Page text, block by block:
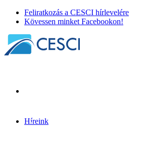
Feliratkozás a CESCI hírlevelére
Kövessen minket Facebookon!
Híreink
Idén is megrendezésre